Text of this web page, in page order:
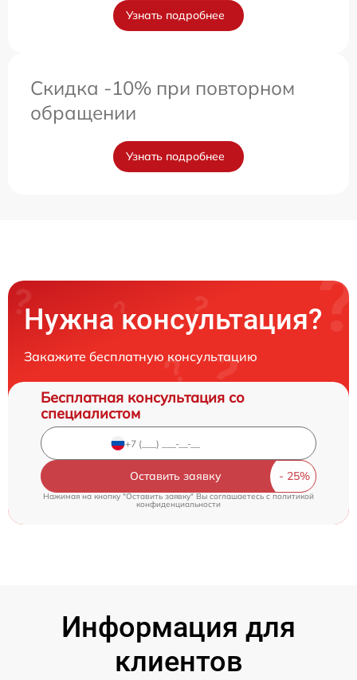
Узнать подробнее
Скидка -10% при повторном
обращении
Узнать подробнее
Нужна консультация?
Закажите бесплатную консультацию
Бесплатная консультация со
специалистом
Оставить заявку
Нажимая на кнопку "Оставить заявку" Вы соглашаетесь c политикой
конфиденциальности
Информация для
клиентов